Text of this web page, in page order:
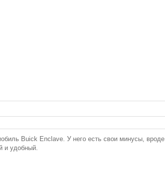
Buick Enclave. У него есть свои минусы, вроде
и удобный.